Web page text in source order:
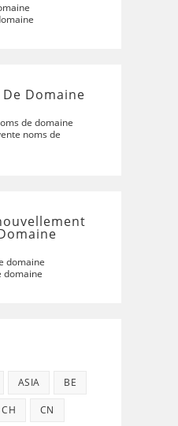
Domaine
de domaine
noms de
domaine
domaine
ASIA BE
CH CN